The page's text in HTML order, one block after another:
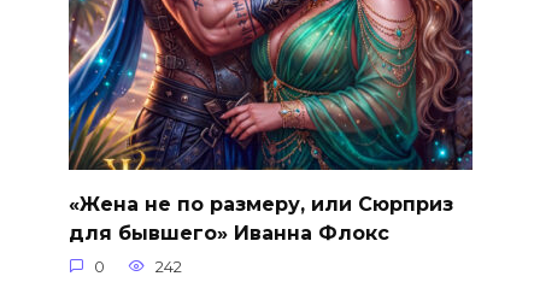
«Жена не по размеру, или Сюрприз
для бывшего» Иванна Флокс
0 242